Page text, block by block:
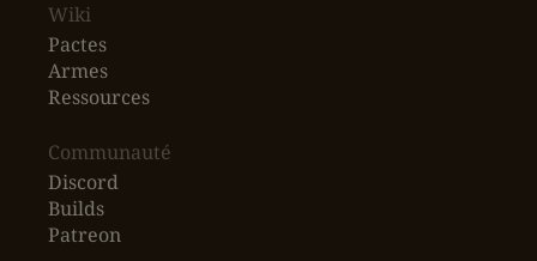
Wiki
Pactes
Armes
Ressources
‎Communauté
Discord
Builds
Patreon